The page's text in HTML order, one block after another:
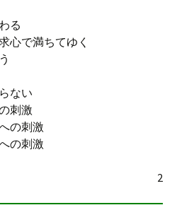
る
心で満ちてゆく
ない
刺激
の刺激
の刺激
2